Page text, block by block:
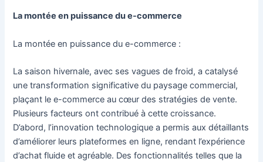
La montée en puissance du e-commerce
La montée en puissance du e-commerce :
La saison hivernale, avec ses vagues de froid, a catalysé
une transformation significative du paysage commercial,
plaçant le e-commerce au cœur des stratégies de vente.
Plusieurs facteurs ont contribué à cette croissance.
D’abord, l’innovation technologique a permis aux détaillants
d’améliorer leurs plateformes en ligne, rendant l’expérience
d’achat fluide et agréable. Des fonctionnalités telles que la